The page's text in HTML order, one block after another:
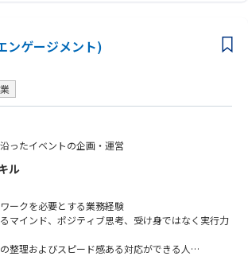
とフレームワークに関する理解と実践経験。
コミュニケーションスキル（日本語と英語）
技術的知識と経験：
セスのマルチデプロイメントが重要なデジタル領域
めのエンタープライズレベルのソフトウェアの経験
ースのテクノロジーとクラウドソリューションの専
プレミスクラウドを含み、クラウド開発の最新動向
しての銀行サービス、動的コンテンツ管理、ソーシ
(Line、X (Twitter)、Instagram、LinkedIn など) など
ロジーに関する確かな知識。・
ョンと統合コンポーネント、一般的なデジタルおよ
ジーを理解しています。
ンゲージメント)
ったイベントの企画・運営
ル
ークを必要とする業務経験
マインド、ポジティブ思考、受け身ではなく実行力
整理およびスピード感ある対応ができる人